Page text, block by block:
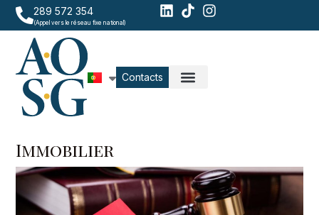
289 572 354
(Appel vers le réseau fixe national)
Contacts
Immobilier